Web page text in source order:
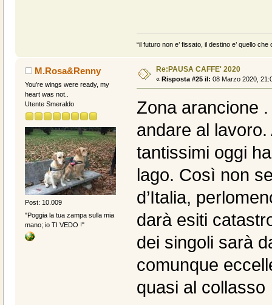
“il futuro non e’ fissato, il destino e’ quello
M.Rosa&Renny
You're wings were ready, my
heart was not..
Utente Smeraldo
Post: 10.009
"Poggia la tua zampa sulla mia
mano; io TI VEDO !"
Re:PAUSA CAFFE' 2020
« Risposta #25 il: 08 Marzo 2020,
Zona arancione
andare al
tantissimi oggi
lago. Così non
d’Italia,
darà esiti
dei singoli sarà
comunque
quasi al collasso